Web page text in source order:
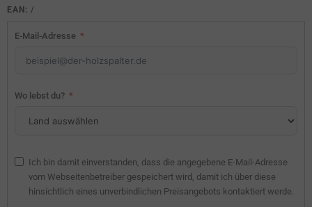
EAN: /
E-Mail-Adresse
Wo lebst du?
Ich bin damit einverstanden, dass die angegebene E-Mail-Adresse
vom Webseitenbetreiber gespeichert wird, damit ich über diese
hinsichtlich eines unverbindlichen Preisangebots kontaktiert werde.